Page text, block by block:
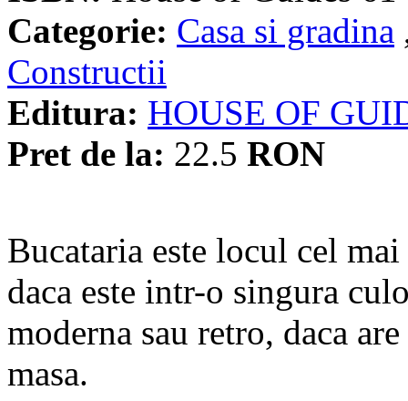
Categorie: Casa si gradina
Constructii
Editura: HOUSE OF
Pret de la: 22.5 RON
Bucataria este locul cel
daca este intr-o singura
moderna sau retro, daca
masa.